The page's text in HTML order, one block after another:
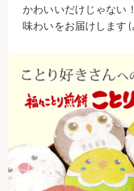
かわいいだけじゃない
味わいをお届けします (